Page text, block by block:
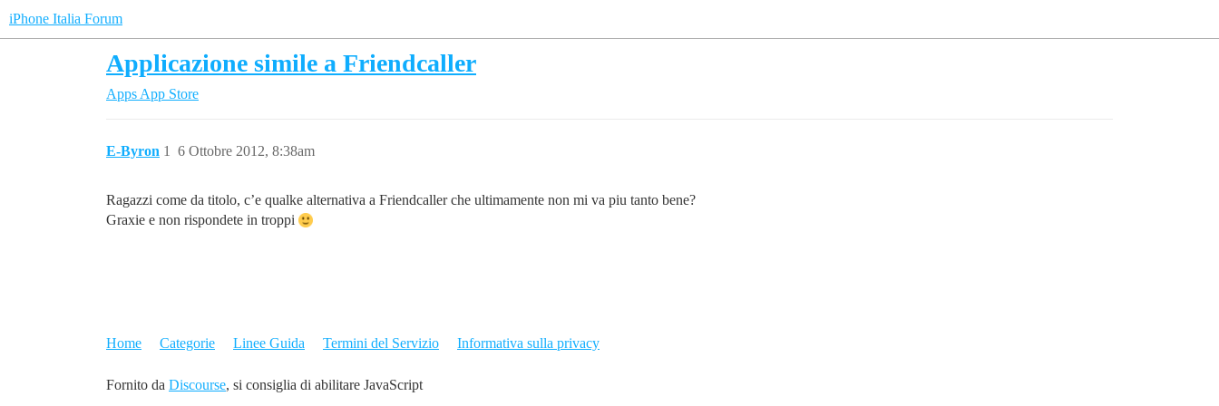
iPhone Italia Forum
Applicazione simile a Friendcaller
Apps App Store
E-Byron 6 Ottobre 2012, 8:38am
1
Ragazzi come da titolo, c’e qualke alternativa a Friendcaller che ultimamente non mi va piu tanto bene?
Graxie e non rispondete in troppi
Home Categorie Linee Guida Termini del Servizio Informativa sulla privacy
Fornito da Discourse, si consiglia di abilitare JavaScript